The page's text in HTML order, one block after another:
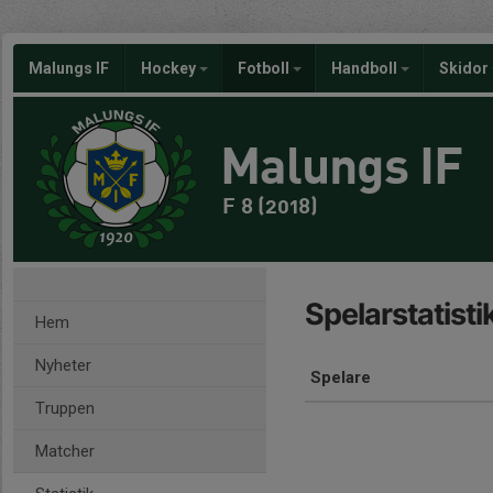
Malungs IF Hockey Fotboll Handboll Skidor
Malungs IF
F 8 (2018)
Hem
Nyheter
Truppen
Matcher
Spelare